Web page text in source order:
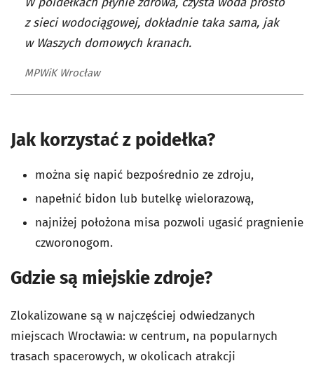
z sieci wodociągowej, dokładnie taka sama, jak
w Waszych domowych kranach.
MPWiK Wrocław
Jak korzystać z poidełka?
można się napić bezpośrednio ze zdroju,
napełnić bidon lub butelkę wielorazową,
najniżej położona misa pozwoli ugasić pragnienie
czworonogom.
Gdzie są miejskie zdroje?
Zlokalizowane są w najczęściej odwiedzanych
miejscach Wrocławia: w centrum, na popularnych
trasach spacerowych, w okolicach atrakcji